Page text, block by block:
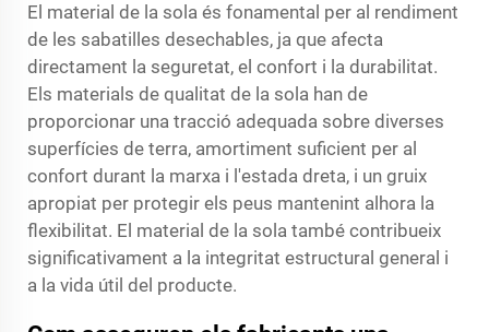
El material de la sola és fonamental per al rendiment
de les sabatilles desechables, ja que afecta
directament la seguretat, el confort i la durabilitat.
Els materials de qualitat de la sola han de
proporcionar una tracció adequada sobre diverses
superfícies de terra, amortiment suficient per al
confort durant la marxa i l'estada dreta, i un gruix
apropiat per protegir els peus mantenint alhora la
flexibilitat. El material de la sola també contribueix
significativament a la integritat estructural general i
a la vida útil del producte.